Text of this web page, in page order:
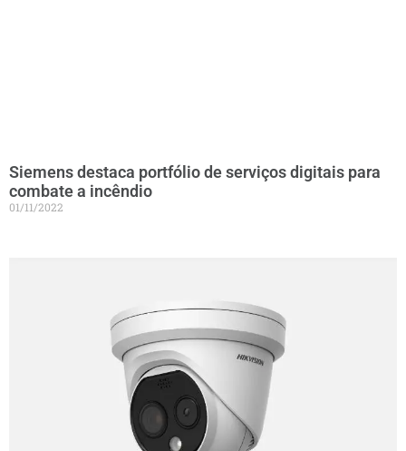
Siemens destaca portfólio de serviços digitais para
combate a incêndio
01/11/2022